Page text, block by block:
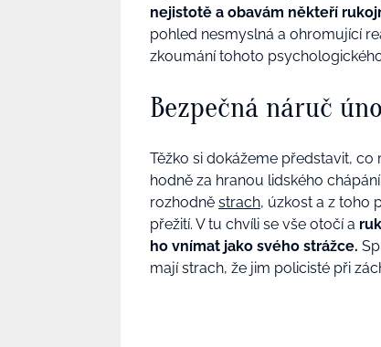
nejistotě a obavám někteří
pohled nesmyslná a ohromující
zkoumání tohoto
Bezpečná náruč
Těžko si dokážeme představit,
hodně za hranou lidského
rozhodně strach, úzkost a z toho
přežití. V tu chvíli se vše otočí a
ho vnímat jako svého strážce.
mají strach, že jim policisté při